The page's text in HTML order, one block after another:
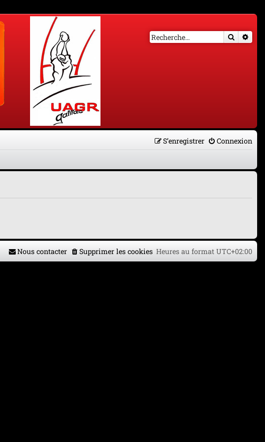
Connexion
S’enregistrer
Heures au format UTC+02:00
Supprimer les cookies
Nous contacter